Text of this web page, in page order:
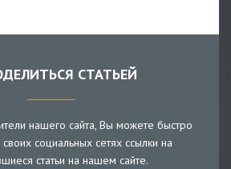
СТАТЬЕЙ
нашего сайта, Вы можете быстро
социальных сетях ссылки на
статьи на нашем сайте.